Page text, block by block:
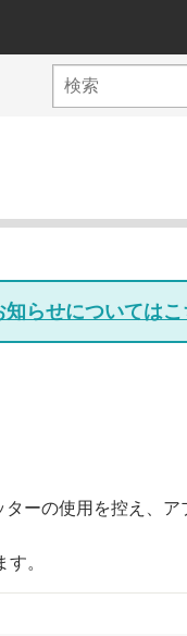
らせについてはこ
ーの使用を控え、
。